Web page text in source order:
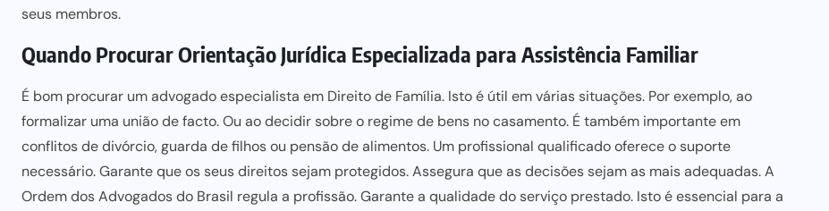
seus membros.
Quando Procurar Orientação Jurídica Especializada para Assistência Familiar
É bom procurar um advogado especialista em Direito de Família. Isto é útil em várias situações. Por exemplo, ao
formalizar uma união de facto. Ou ao decidir sobre o regime de bens no casamento. É também importante em
conflitos de divórcio, guarda de filhos ou pensão de alimentos. Um profissional qualificado oferece o suporte
necessário. Garante que os seus direitos sejam protegidos. Assegura que as decisões sejam as mais adequadas. A
Ordem dos Advogados do Brasil regula a profissão. Garante a qualidade do serviço prestado. Isto éessencial para a